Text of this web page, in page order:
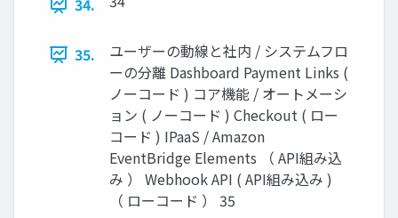
34.
35.
ユーザーの動線と社内 / システムフロ
ーの分離 Dashboard Payment Links (
ノーコード ) コア機能 / オートメーシ
ョン ( ノーコード ) Checkout ( ロー
コード ) IPaaS / Amazon
EventBridge Elements （ API組み込
み ） Webhook API ( API組み込み )
（ ローコード ） 35